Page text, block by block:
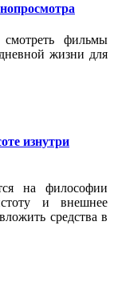
фильмы
жизни для
изнутри
на философии
и внешнее
средства в